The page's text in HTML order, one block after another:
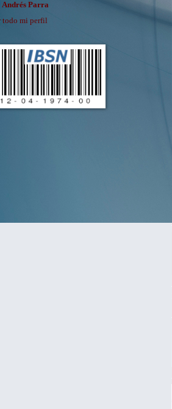
Andrés Parra
todo mi perfil